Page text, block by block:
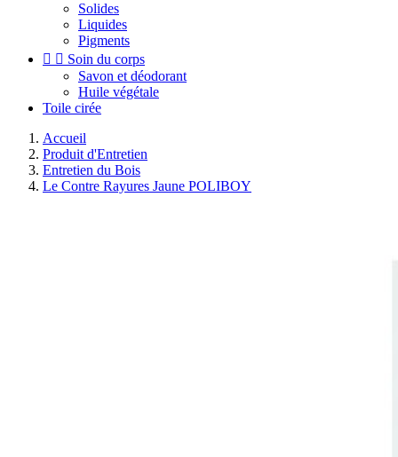
Solides
Liquides
Pigments
  Soin du corps
Savon et déodorant
Huile végétale
Toile cirée
Accueil
Produit d'Entretien
Entretien du Bois
Le Contre Rayures Jaune POLIBOY